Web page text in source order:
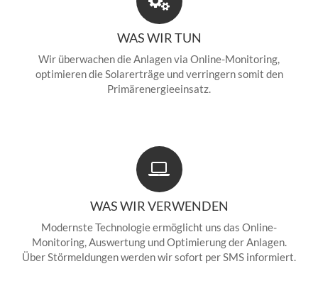
WAS WIR TUN
Wir überwachen die Anlagen via Online-Monitoring,
optimieren die Solarerträge und verringern somit den
Primärenergieeinsatz.
WAS WIR VERWENDEN
Modernste Technologie ermöglicht uns das Online-
Monitoring, Auswertung und Optimierung der Anlagen.
Über Störmeldungen werden wir sofort per SMS informiert.